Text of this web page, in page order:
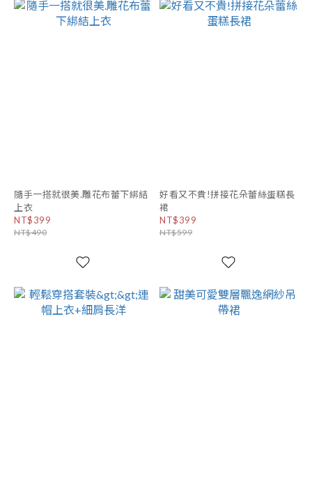
隨手一搭就很美.雕花布蕾下綁結
上衣
NT$399
NT$490
好看又不貴!拼接花朵蕾絲蛋糕長
裙
NT$399
NT$599